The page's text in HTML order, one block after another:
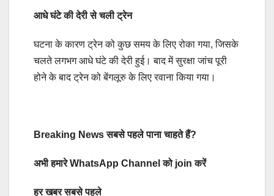
आधे घंटे की देरी से चली ट्रेन
घटना के कारण ट्रेन को कुछ समय के लिए रोका गया, जिसके
चलते लगभग आधे घंटे की देरी हुई। बाद में सुरक्षा जांच पूरी
होने के बाद ट्रेन को बेंगलूरु के लिए रवाना किया गया।
Breaking News सबसे पहले पाना चाहते हैं?
अभी हमारे WhatsApp Channel को join करें
हर खबर सबसे पहले